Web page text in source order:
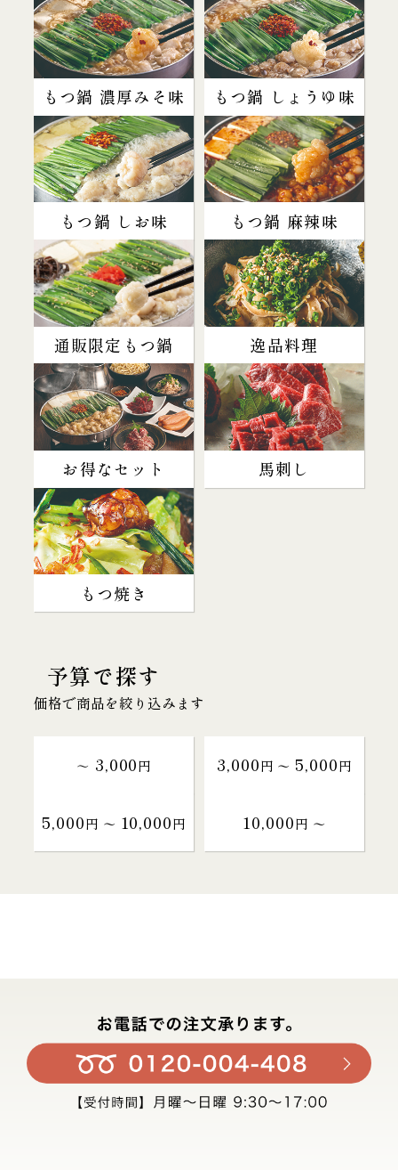
もつ鍋 濃厚みそ味 もつ鍋 しょうゆ味
もつ鍋 しお味 もつ鍋 麻辣味
通販限定もつ鍋 逸品料理
お得なセット 馬刺し
もつ焼き
予算で探す
価格で商品を絞り込みます
～ 3,000円 3,000円 〜 5,000円
5,000円 〜 10,000円 10,000円 〜